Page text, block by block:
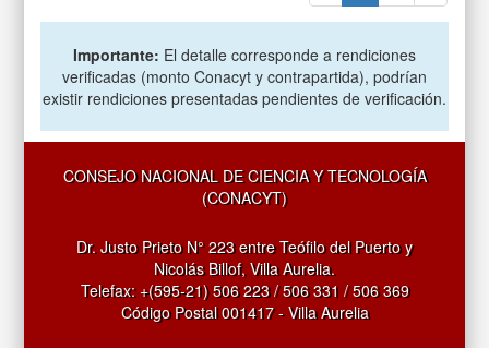
Importante: El detalle corresponde a rendiciones
verificadas (monto Conacyt y contrapartida), podrían
existir rendiciones presentadas pendientes de verificación.
CONSEJO NACIONAL DE CIENCIA Y TECNOLOGÍA
(CONACYT)
Dr. Justo Prieto N° 223 entre Teófilo del Puerto y
Nicolás Billof, Villa Aurelia.
Telefax: +(595-21) 506 223 / 506 331 / 506 369
Código Postal 001417 - Villa Aurelia